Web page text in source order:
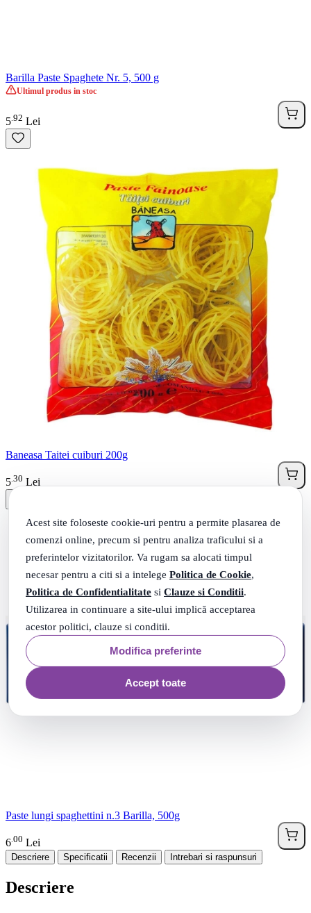
Acest site foloseste cookie-uri pentru a permite plasarea de
comenzi online, precum si pentru analiza traficului si a
preferintelor vizitatorilor. Va rugam sa alocati timpul
necesar pentru a citi si a intelege Politica de Cookie,
Politica de Confidentialitate si Clauze si Conditii.
Utilizarea in continuare a site-ului implică acceptarea
acestor politici, clauze si conditii.
Modifica preferinte
Accept toate
Barilla Paste Spaghete Nr. 5, 500 g
Ultimul produs in stoc
5 92 Lei
Baneasa Taitei cuiburi 200g
5 30 Lei
Paste lungi spaghettini n.3 Barilla, 500g
6 00 Lei
Descriere Specificatii Recenzii Intrebari si raspunsuri
Descriere